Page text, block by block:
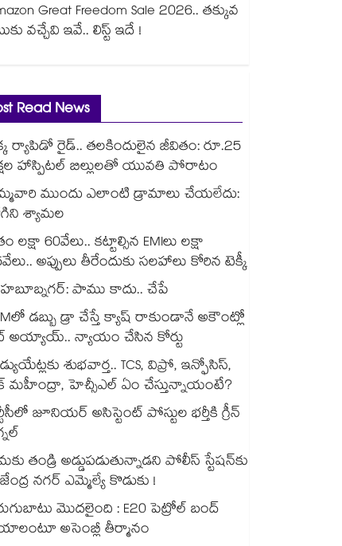
Great Freedom Sale 2026.. తక్కువ
వచ్చేవి ఇవే.. లిస్ట్ ఇదే !
Read News
ర్యాపిడో రైడ్.. తలకిందులైన జీవితం: రూ.25
హాస్పిటల్ బిల్లులతో యువతి పోరాటం
ముందు ఎలాంటి డ్రామాలు చేయలేదు:
శ్యామల
లక్షా 60వేలు.. కట్టాల్సిన EMIలు లక్షా
అప్పులు తీరేందుకు సలహాలు కోరిన టెక్కీ
పాము కాదు.. చేపే
డబ్బు డ్రా చేస్తే క్యాష్ రాకుండానే అకౌంట్లో
అయ్యాయ్.. న్యాయం చేసిన కోర్టు
శుభవార్త.. TCS, విప్రో, ఇన్ఫోసిస్,
మహీంద్రా, హెచ్సీఎల్ ఏం చేస్తున్నాయంటే?
జూనియర్ అసిస్టెంట్‌‌ పోస్టుల భర్తీకి గ్రీన్‌‌
తండ్రి అడ్డుపడుతున్నాడని పోలీస్ స్టేషన్⁪కు
నగర్ ఎమ్మెల్యే కొడుకు !
మొదలైంది : E20 పెట్రోల్ బంద్
అసెంబ్లీ తీర్మానం